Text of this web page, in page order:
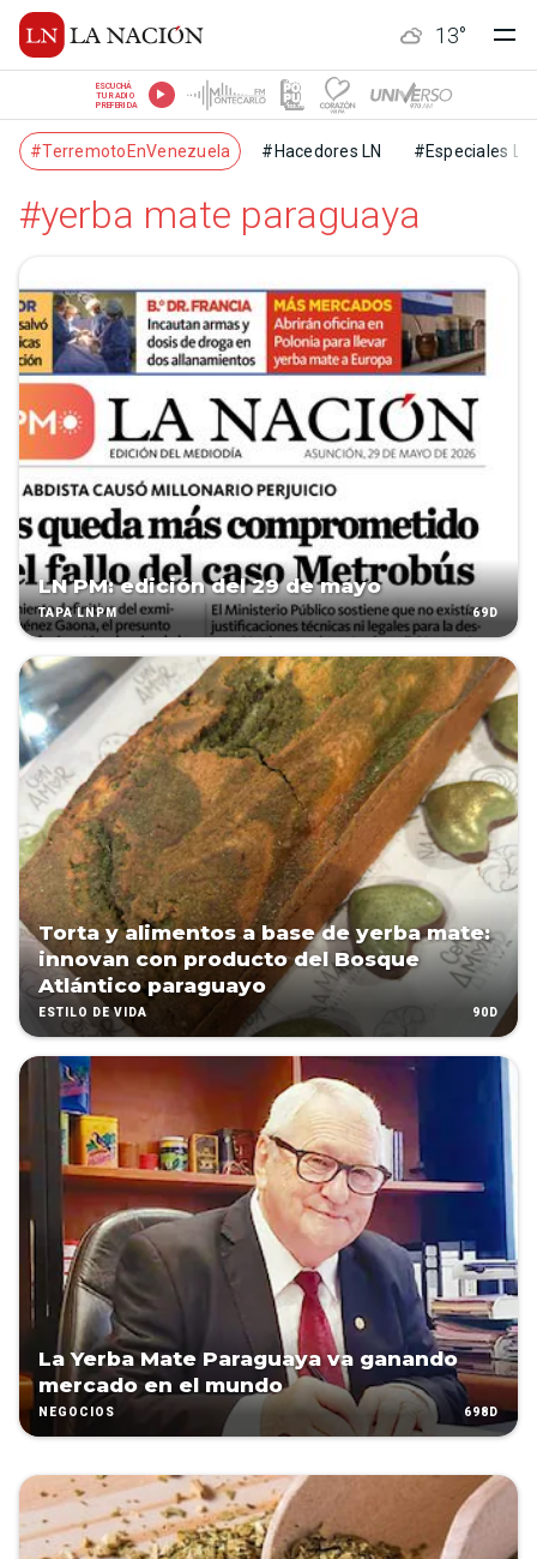
13°
ESCUCHÁ
TU RADIO
PREFERIDA
#TerremotoEnVenezuela #Hacedores LN #Especiales LN
#yerba mate paraguaya
LN PM: edición del 29 de mayo
TAPA LNPM 69D
Torta y alimentos a base de yerba mate:
innovan con producto del Bosque
Atlántico paraguayo
ESTILO DE VIDA 90D
La Yerba Mate Paraguaya va ganando
mercado en el mundo
NEGOCIOS 698D